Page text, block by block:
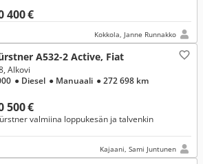
400 €
Kokkola, Janne Runnakko
A532-2 Active, Fiat
500 €
Alkovi
● Diesel ● Manuaali ● 272 698 km
valmiina loppukesän ja talvenkin
Kajaani, Sami Juntunen